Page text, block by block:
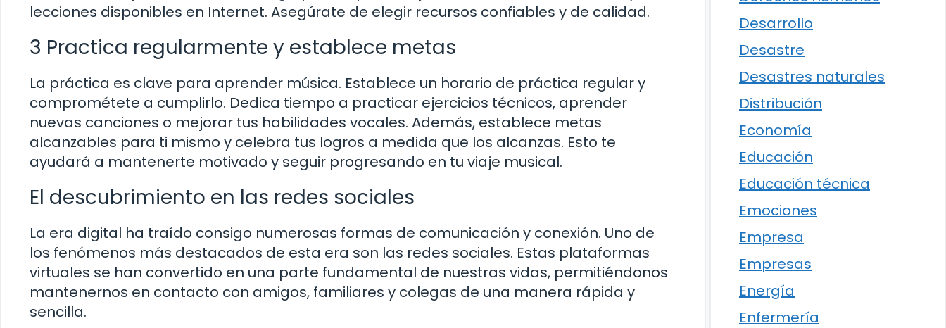
lecciones disponibles en Internet. Asegúrate de elegir recursos confiables y de calidad.
3 Practica regularmente y establece metas
La práctica es clave para aprender música. Establece un horario de práctica regular y
comprométete a cumplirlo. Dedica tiempo a practicar ejercicios técnicos, aprender
nuevas canciones o mejorar tus habilidades vocales. Además, establece metas
alcanzables para ti mismo y celebra tus logros a medida que los alcanzas. Esto te
ayudará a mantenerte motivado y seguir progresando en tu viaje musical.
El descubrimiento en las redes sociales
La era digital ha traído consigo numerosas formas de comunicación y conexión. Uno de
los fenómenos más destacados de esta era son las redes sociales. Estas plataformas
virtuales se han convertido en una parte fundamental de nuestras vidas, permitiéndonos
mantenernos en contacto con amigos, familiares y colegas de una manera rápida y
sencilla.
Desarrollo
Desastre
Desastres naturales
Distribución
Economía
Educación
Educación técnica
Emociones
Empresa
Empresas
Energía
Enfermería